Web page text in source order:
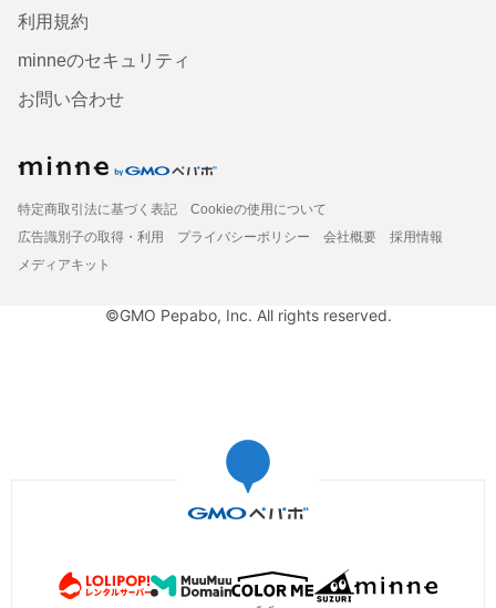
利用規約
minneのセキュリティ
お問い合わせ
特定商取引法に基づく表記
Cookieの使用について
広告識別子の取得・利用
プライバシーポリシー 会社概要
採用情報
メディアキット
©GMO Pepabo, Inc. All rights reserved.